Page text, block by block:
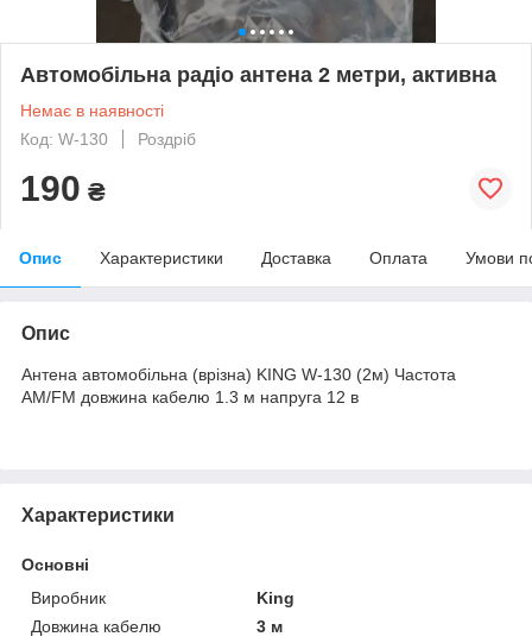
Автомобільна радіо антена 2 метри, активна
Немає в наявності
Код: W-130
Роздріб
190 ₴
Опис Характеристики Доставка Оплата Умови
Опис
Антена автомобільна (врізна) KING W-130 (2м) Частота
AM/FM довжина кабелю 1.3 м напруга 12 в
Характеристики
Основні
Виробник
King
Довжина кабелю
3 м